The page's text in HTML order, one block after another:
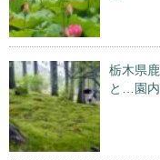
栃木県
と…園